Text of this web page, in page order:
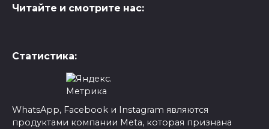
Читайте и смотрите нас:
Статистика:
WhatsApp, Facebook и Instagram являются
продуктами компании Meta, которая признана